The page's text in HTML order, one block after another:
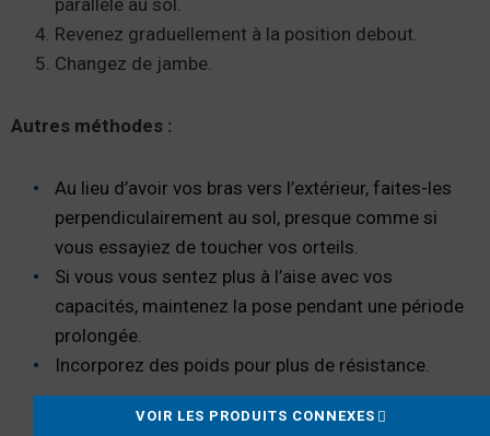
parallèle au sol.
Revenez graduellement à la position debout.
Changez de jambe.
Autres méthodes :
Au lieu d’avoir vos bras vers l’extérieur, faites-les
perpendiculairement au sol, presque comme si
vous essayiez de toucher vos orteils.
Si vous vous sentez plus à l’aise avec vos
capacités, maintenez la pose pendant une période
prolongée.
Incorporez des poids pour plus de résistance.
VOIR LES PRODUITS CONNEXES